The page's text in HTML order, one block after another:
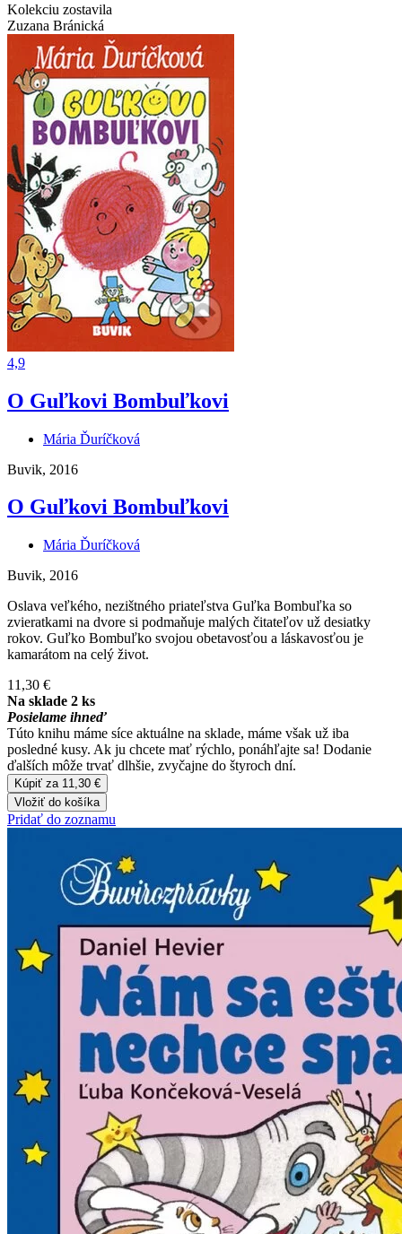
Kolekciu zostavila
Zuzana Bránická
4,9
O Guľkovi Bombuľkovi
Mária Ďuríčková
Buvik, 2016
O Guľkovi Bombuľkovi
Mária Ďuríčková
Buvik, 2016
Oslava veľkého, nezištného priateľstva Guľka Bombuľka so
zvieratkami na dvore si podmaňuje malých čitateľov už desiatky
rokov. Guľko Bombuľko svojou obetavosťou a láskavosťou je
kamarátom na celý život.
11,30 €
Na sklade 2 ks
Posielame ihneď
Túto knihu máme síce aktuálne na sklade, máme však už iba
posledné kusy. Ak ju chcete mať rýchlo, ponáhľajte sa! Dodanie
ďalších môže trvať dlhšie, zvyčajne do štyroch dní.
Kúpiť za 11,30 €
Vložiť do košíka
Pridať do zoznamu